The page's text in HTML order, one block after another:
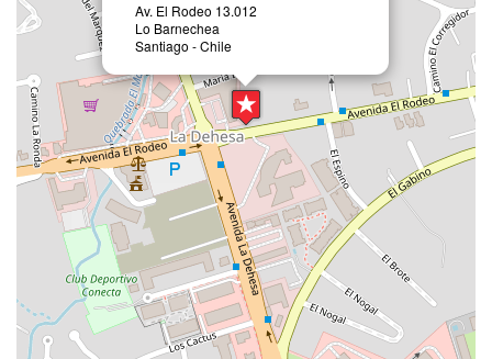
Av. El Rodeo 13.012
Lo Barnechea
Santiago - Chile